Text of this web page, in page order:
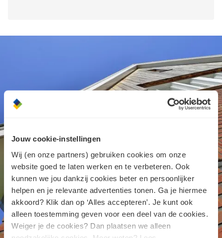
Jouw cookie-instellingen
Wij (en onze partners) gebruiken cookies om onze
website goed te laten werken en te verbeteren. Ook
kunnen we jou dankzij cookies beter en persoonlijker
helpen en je relevante advertenties tonen. Ga je hiermee
akkoord? Klik dan op ‘Alles accepteren’. Je kunt ook
alleen toestemming geven voor een deel van de cookies.
Weiger je de cookies? Dan plaatsen we alleen